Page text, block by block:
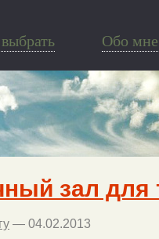
Обо мне
зал для
— 04.02.2013